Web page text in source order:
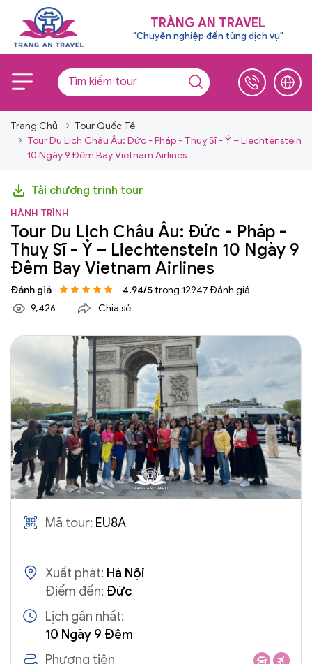
TRÀNG AN TRAVEL
"Chuyên nghiệp đến từng dịch vụ"
Trang Chủ
Tour Quốc Tế
Tour Du Lịch Châu Âu: Đức - Pháp - Thuỵ Sĩ - Ý – Liechtenstein
10 Ngày 9 Đêm Bay Vietnam Airlines
Tải chương trình tour
HÀNH TRÌNH
Tour Du Lịch Châu Âu: Đức - Pháp -
Thuỵ Sĩ - Ý – Liechtenstein 10 Ngày 9
Đêm Bay Vietnam Airlines
Đánh giá 4.94/5 trong 12947 Đánh giá
9,426
Chia sẻ
Mã tour: EU8A
Xuất phát: Hà Nội
Điểm đến: Đức
Lịch gần nhất:
10 Ngày 9 Đêm
Phương tiện